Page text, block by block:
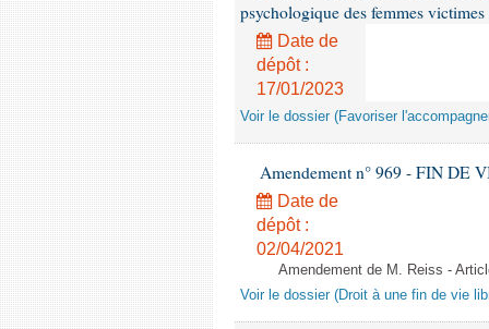
psychologique des femmes
Date de
dépôt :
17/01/2023
Voir le dossier (Favoriser
Amendement n° 969 - FIN DE
Date de
dépôt :
02/04/2021
Amendement de M. Reiss -
Voir le dossier (Droit à une fin de vie